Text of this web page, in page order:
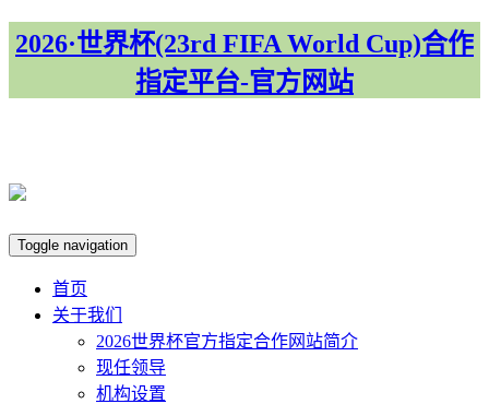
2026·世界杯(23rd FIFA World Cup)合作
指定平台-官方网站
Toggle navigation
首页
关于我们
​2026世界杯官方指定合作网站简介
现任领导
机构设置